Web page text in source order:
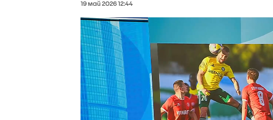
19 май 2026 12:44